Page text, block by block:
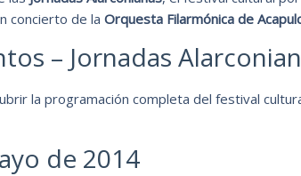
concierto de la Orquesta Filarmónica de
– Jornadas
la programación completa del festival
de 2014